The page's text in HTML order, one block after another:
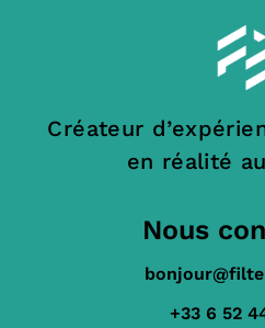
Créateur
en réalité
Nous
+33 6 52